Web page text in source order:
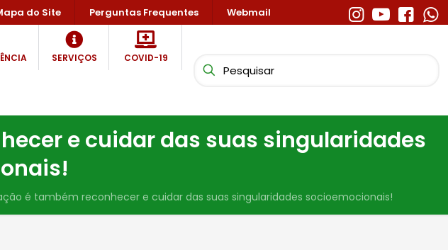
do Site Perguntas Frequentes Webmail
SERVIÇOS COVID-19
e cuidar das suas singularidades
é também reconhecer e cuidar das suas singularidades socioemocionais!